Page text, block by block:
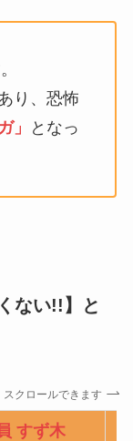
り、恐怖
」
となっ
ない!!】と
スクロールできます
すず木